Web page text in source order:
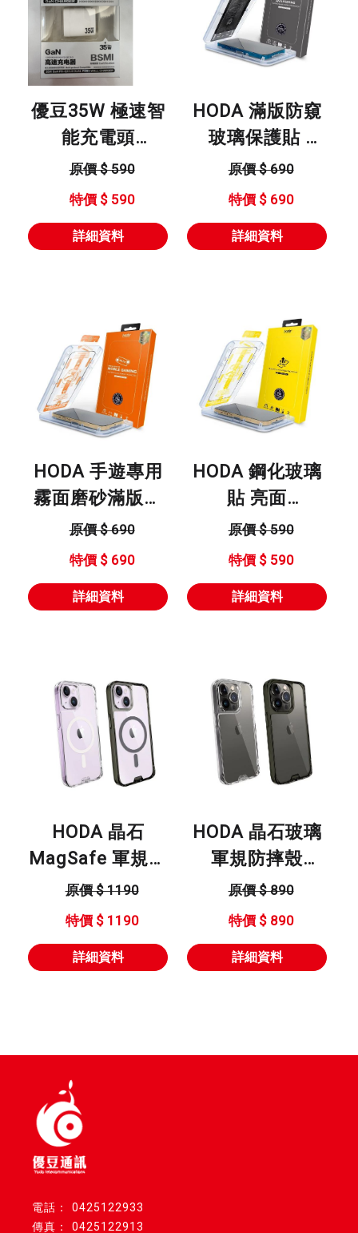
優豆35W 極速智
能充電頭
型號 : 多種設備
皆可充
原價 $ 590
特價 $ 590
詳細資料
HODA 滿版防窺
玻璃保護貼
型號 : 13兩眼 14
全系列
原價 $ 690
特價 $ 690
詳細資料
HODA 手遊專用
霧面磨砂滿版玻
璃貼
型號 : 13兩眼 14
原價 $ 690
特價 $ 690
詳細資料
HODA 鋼化玻璃
貼 亮面
型號 : IPHONE全
系列
原價 $ 590
特價 $ 590
詳細資料
HODA 晶石
MagSafe 軍規防
摔殼
型號 : IPhone 全
原價 $ 1190
特價 $ 1190
詳細資料
HODA 晶石玻璃
軍規防摔殼
型號 : 14 全系列
原價 $ 890
特價 $ 890
詳細資料
0425122933
0425122913